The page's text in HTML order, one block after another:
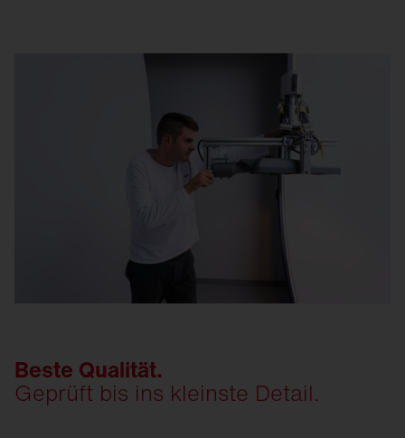
Beste Qualität.
Geprüft bis ins kleinste Detail.